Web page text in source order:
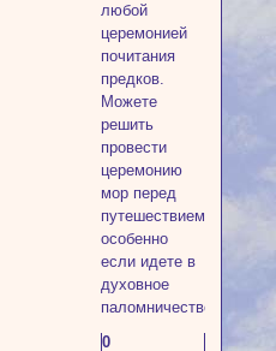
любой
церемонией
почитания
предков.
Можете
решить
провести
церемонию
мор перед
путешествием,
особенно
если идете в
духовное
паломничество.
0